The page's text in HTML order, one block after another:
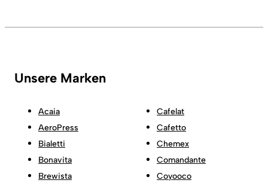
Unsere Marken
Acaia
AeroPress
Bialetti
Bonavita
Brewista
Cafelat
Cafetto
Chemex
Comandante
Coyooco